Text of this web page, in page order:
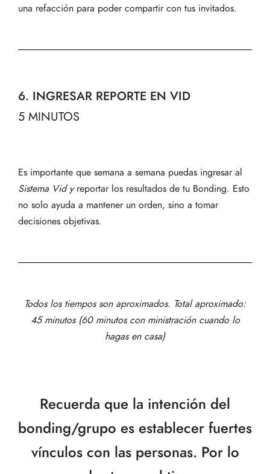
una refacción para poder compartir con tus invitados.
6. INGRESAR REPORTE EN VID
5 MINUTOS
Es importante que semana a semana puedas ingresar al
Sistema Vid yreportar los resultados de tu Bonding. Esto
no solo ayuda a mantener un orden, sino a tomar
decisiones objetivas.
Todos los tiempos son aproximados. Total aproximado:
45 minutos (60 minutos con ministración cuando lo
hagas en casa)
Recuerda que la intención del
bonding/grupo es establecer fuertes
vínculos con las personas. Por lo